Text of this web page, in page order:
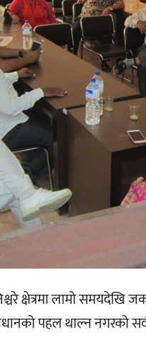
क्षेत्रमा लामो समयदेखि
पहल थाल्न नगरको